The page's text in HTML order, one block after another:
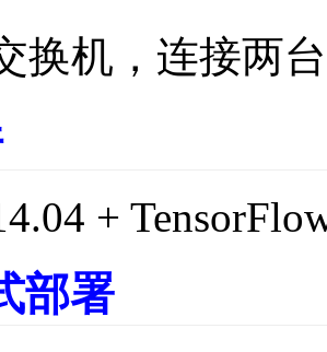
换机，连接两
+
部署